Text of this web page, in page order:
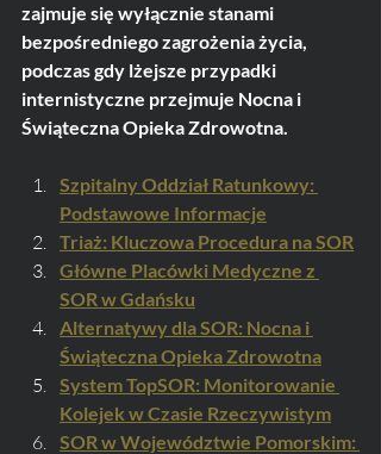
zajmuje się wyłącznie stanami
bezpośredniego zagrożenia życia,
podczas gdy lżejsze przypadki
internistyczne przejmuje Nocna i
Świąteczna Opieka Zdrowotna.
Szpitalny Oddział Ratunkowy:
Podstawowe Informacje
Triaż: Kluczowa Procedura na SOR
Główne Placówki Medyczne z
SOR w Gdańsku
Alternatywy dla SOR: Nocna i
Świąteczna Opieka Zdrowotna
System TopSOR: Monitorowanie
Kolejek w Czasie Rzeczywistym
SOR w Województwie Pomorskim: